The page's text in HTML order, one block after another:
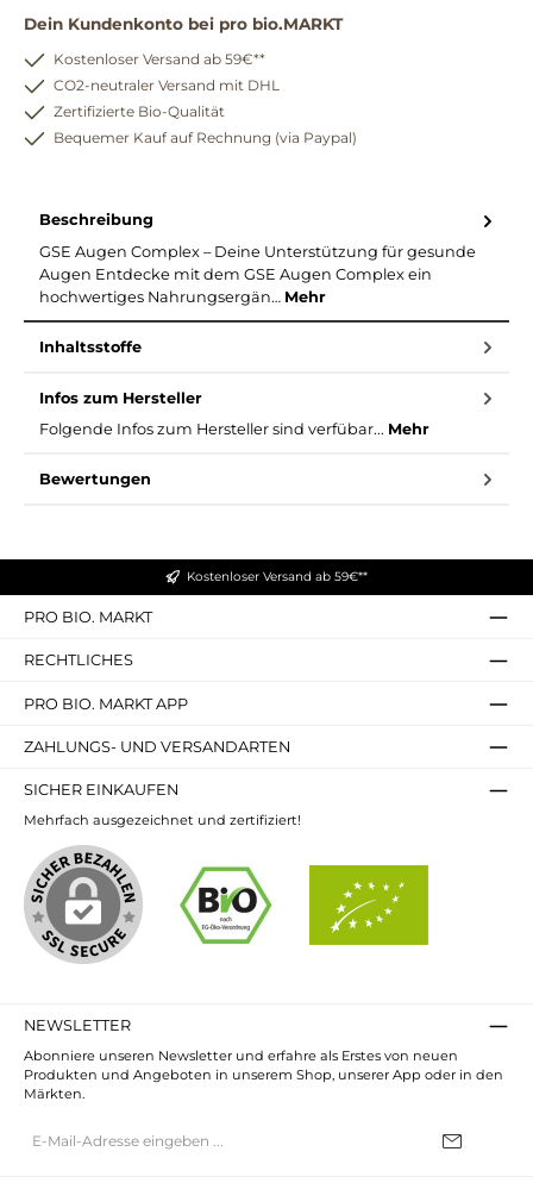
Dein Kundenkonto bei pro bio.MARKT
Kostenloser Versand ab 59€**
CO2-neutraler Versand mit DHL
Zertifizierte Bio-Qualität
Bequemer Kauf auf Rechnung (via Paypal)
Beschreibung
GSE Augen Complex – Deine Unterstützung für gesunde
Augen Entdecke mit dem GSE Augen Complex ein
hochwertiges Nahrungsergän… Mehr
Inhaltsstoffe
Infos zum Hersteller
Folgende Infos zum Hersteller sind verfübar... Mehr
Bewertungen
Kostenloser Versand ab 59€**
PRO BIO. MARKT
RECHTLICHES
PRO BIO. MARKT APP
ZAHLUNGS- UND VERSANDARTEN
SICHER EINKAUFEN
Mehrfach ausgezeichnet und zertifiziert!
NEWSLETTER
Abonniere unseren Newsletter und erfahre als Erstes von neuen
Produkten und Angeboten in unserem Shop, unserer App oder in den
Märkten.
Mail-